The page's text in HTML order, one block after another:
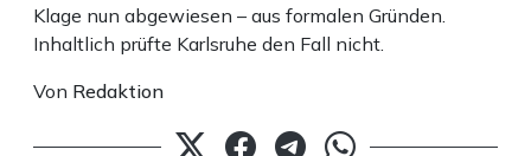
Klage nun abgewiesen – aus formalen Gründen.
Inhaltlich prüfte Karlsruhe den Fall nicht.
Von Redaktion